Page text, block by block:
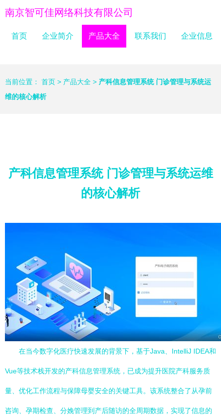
南京智可佳网络科技有限公司
首页 企业简介 产品大全 联系我们 企业信息
当前位置： 首页 > 产品大全 > 产科信息管理系统 门诊管理与系统运
维的核心解析
产科信息管理系统 门诊管理与系统运维
的核心解析
在当今数字化医疗快速发展的背景下，基于Java、IntelliJ IDEA和
Vue等技术栈开发的产科信息管理系统，已成为提升医院产科服务质
量、优化工作流程与保障母婴安全的关键工具。该系统整合了从孕前
咨询、孕期检查、分娩管理到产后随访的全周期数据，实现了信息的